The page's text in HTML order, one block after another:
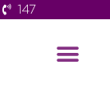
147